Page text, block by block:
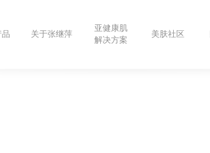
关于张继萍
亚健康肌
解决方案
美肤社区